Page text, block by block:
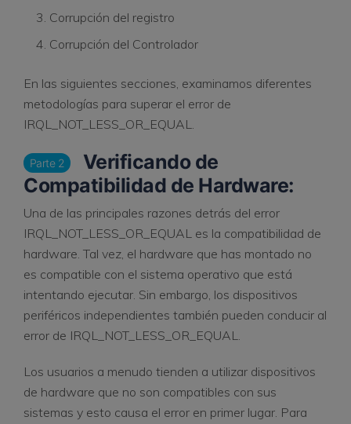
Corrupción del registro
Corrupción del Controlador
En las siguientes secciones, examinamos diferentes
metodologías para superar el error de
IRQL_NOT_LESS_OR_EQUAL.
Parte 2
Verificando de
Compatibilidad de Hardware:
Una de las principales razones detrás del error
IRQL_NOT_LESS_OR_EQUAL es la compatibilidad de
hardware. Tal vez, el hardware que has montado no
es compatible con el sistema operativo que está
intentando ejecutar. Sin embargo, los dispositivos
periféricos independientes también pueden conducir al
error de IRQL_NOT_LESS_OR_EQUAL.
Los usuarios a menudo tienden a utilizar dispositivos
de hardware que no son compatibles con sus
sistemas y esto causa el error en primer lugar. Para